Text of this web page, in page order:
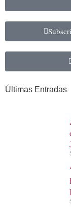
Últimas Entradas